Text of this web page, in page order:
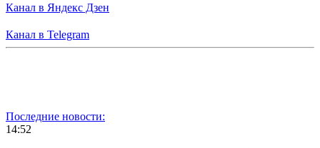
Канал в Яндекс Дзен
Канал в Telegram
Последние новости:
14:52